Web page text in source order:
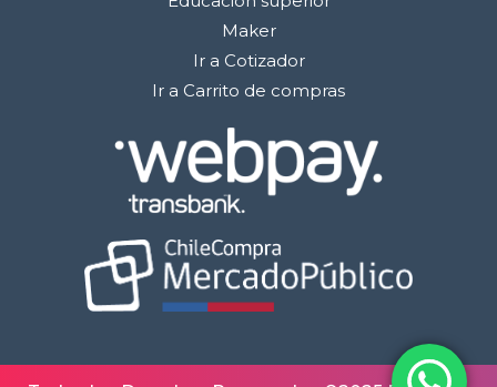
Maker
Ir a Cotizador
Ir a Carrito de compras